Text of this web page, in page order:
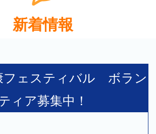
新着情報
フェスティバル ボラン
ィア募集中！